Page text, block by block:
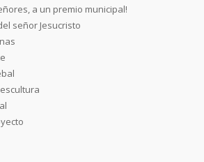
a un premio municipal!
señor Jesucristo